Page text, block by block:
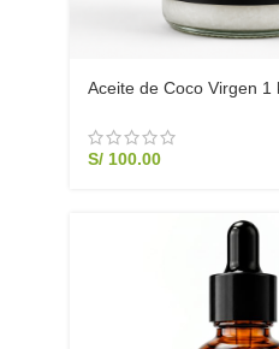
Aceite de Coco Virgen 1
S/100.00